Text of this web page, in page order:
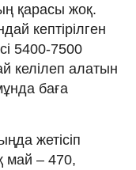
қарасы жоқ.
кептірілген
5400-7500
келілеп алатын
баға
жетісіп
май – 470,